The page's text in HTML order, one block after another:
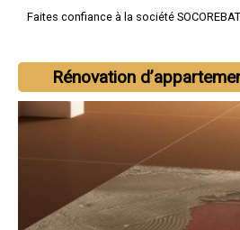
Faites confiance à la société
Rénovation